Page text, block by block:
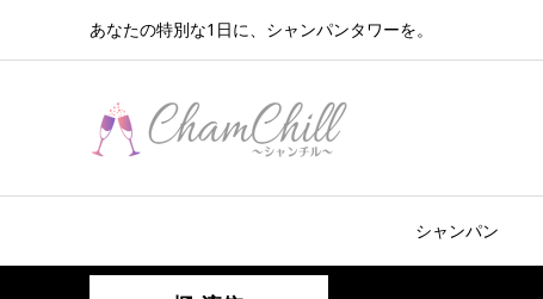
あなたの特別な1日に、シャンパンタワーを。
シャンパン